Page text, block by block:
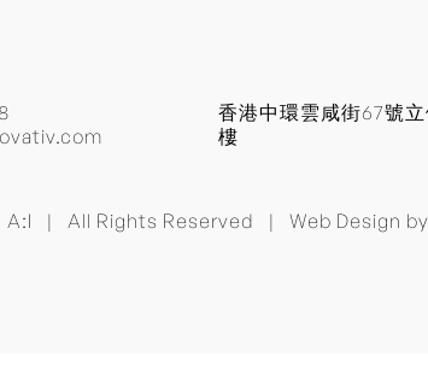
香港中環雲咸街67號立
樓
A:I | All Rights Reserved | Web Design